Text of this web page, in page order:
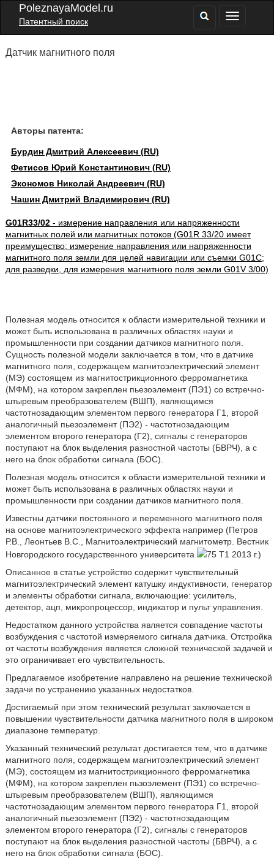
PoleznayaModel.ru
Патентный поиск
Датчик магнитного поля
Авторы патента:
Бурдин Дмитрий Алексеевич (RU)
Фетисов Юрий Константинович (RU)
Экономов Николай Андреевич (RU)
Чашин Дмитрий Владимирович (RU)
G01R33/02- измерение направления или напряженности
магнитных полей или магнитных потоков (G01R 33/20 имеет
преимущество; измерение направления или напряженности
магнитного поля земли для целей навигации или съемки G01C;
для разведки, для измерения магнитного поля земли G01V 3/00)
Полезная модель относится к области измерительной техники и
может быть использована в различных областях науки и
промышленности при создании датчиков магнитного поля.
Сущность полезной модели заключается в том, что в датчике
магнитного поля, содержащем магнитоэлектрический элемент
(МЭ) состоящем из магнитострикционного ферромагнетика
(МФМ), на котором закреплен пьезоэлемент (ПЭ1) со встречно-
штыревым преобразователем (ВШП), являющимся
частотнозадающим элементом первого генератора Г1, второй
аналогичный пьезоэлемент (ПЭ2) - частотнозадающим
элементом второго генератора (Г2), сигналы с генераторов
поступают на блок выделения разностной частоты (БВРЧ), а с
него на блок обработки сигнала (БОС).
Полезная модель относится к области измерительной техники и
может быть использована в различных областях науки и
промышленности при создании датчиков магнитного поля.
Известны датчики постоянного и переменного магнитного поля
на основе магнитоэлектрического эффекта например (Петров
Р.В., Леонтьев B.C., Магнитоэлектрический магнитометр. Вестник
Новгородского государственного университета
75 Т1 2013 г.)
Описанное в статье устройство содержит чувствительный
магнитоэлектрический элемент катушку индуктивности, генератор
и элементы обработки сигнала, включающие: усилитель,
детектор, ацп, микропроцессор, индикатор и пульт управления.
Недостатком данного устройства является совпадение частоты
возбуждения с частотой измеряемого сигнала датчика. Отстройка
от частоты возбуждения является сложной технической задачей и
это ограничивает его чувствительность.
Предлагаемое изобретение направлено на решение технической
задачи по устранению указанных недостатков.
Достигаемый при этом технический результат заключается в
повышении чувствительности датчика магнитного поля в широком
диапазоне температур.
Указанный технический результат достигается тем, что в датчике
магнитного поля, содержащем магнитоэлектрический элемент
(МЭ), состоящем из магнитострикционного ферромагнетика
(МФМ), на котором закреплен пьзоэлемент (ПЭ1) со встречно-
штыревым преобразователем (ВШП), являющимся
частотнозадающим элементом первого генератора Г1, второй
аналогичный пьезоэлемент (ПЭ2) - частотнозадающим
элементом второго генератора (Г2), сигналы с генераторов
поступают на блок выделения разностной частоты (БВРЧ), а с
него на блок обработки сигнала (БОС).